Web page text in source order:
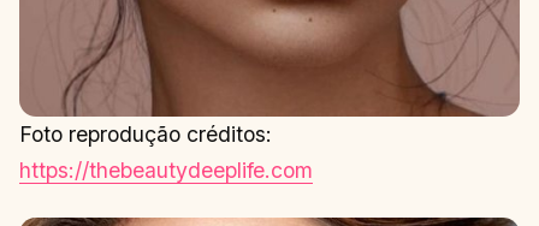
Foto reprodução créditos:
https://thebeautydeeplife.com